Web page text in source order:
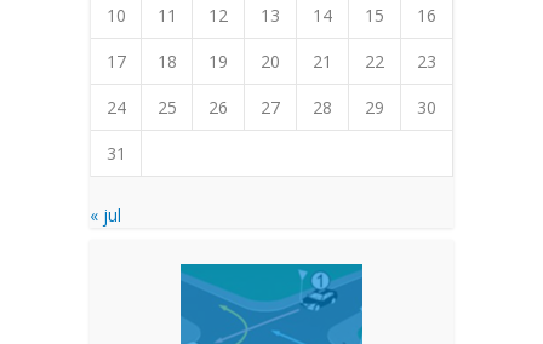
10
11 12 13 14 15
16
17
18 19 20 21 22
23
24
25 26 27 28 29
30
31
« jul